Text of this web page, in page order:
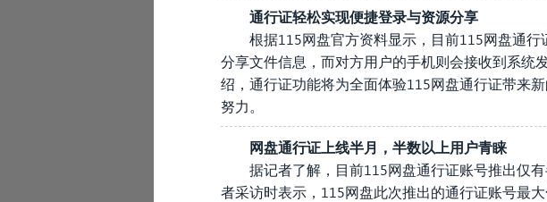
通行证轻松实现便捷登录与资源分享
根据115网盘官方资料显示，目前115网盘通
分享文件信息，而对方用户的手机则会接收到系统
绍，通行证功能将为全面体验115网盘通行证带来
努力。
网盘通行证上线半月，半数以上用户青睐
据记者了解，目前115网盘通行证账号推出仅
者采访时表示，115网盘此次推出的通行证账号最